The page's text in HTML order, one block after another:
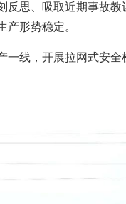
反思、吸取近期事故教
形势稳定。
线，开展拉网式安全